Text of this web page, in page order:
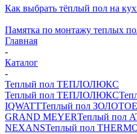
Как выбрать тёплый пол на
Памятка по монтажу теплых
Главная
-
Каталог
-
Теплый пол ТЕПЛОЛЮКС
Теплый пол ТЕПЛОЛЮКС
IQWATTТеплый пол
GRAND MEYERТеплый пол
NEXANSТеплый пол